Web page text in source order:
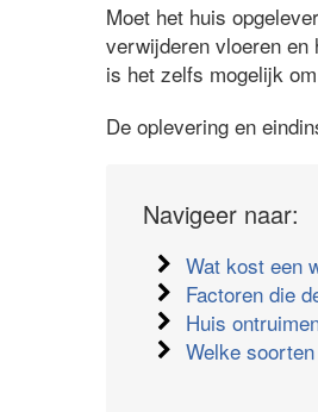
Moet het huis
verwijderen vloeren en
is het zelfs mogelijk
De oplevering en
Navigeer naar:
Wat kost een
Factoren die
Huis
Welke